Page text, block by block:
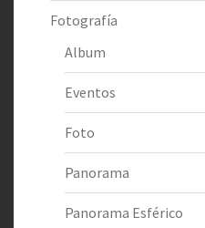
Fotografía
Album
Eventos
Foto
Panorama
Panorama Esférico